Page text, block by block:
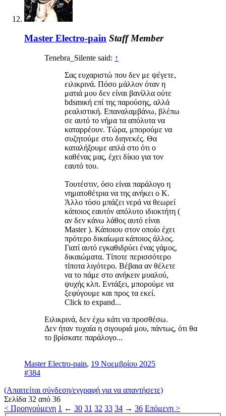
Master Electro-pain Staff Member
Tenebra_Silente said: ↑
Σας ευχαριστώ που δεν με ψέγετε,
ειλικρινά. Πόσο μάλλον όταν η
ματιά μου δεν είναι βανίλλα ούτε
bdsmική επί της παρούσης, αλλά
ρεαλιστική. Επαναλαμβάνω, βλέπω
σε αυτό το νήμα τα απόλυτα να
καταρρέουν. Τώρα, μπορούμε να
συζητούμε στο διηνεκές. Θα
καταλήξουμε απλά στο ότι ο
καθένας μας, έχει δίκιο για τον
εαυτό του.
Τουτέστιν, όσο είναι παράλογο η
νηματοθέτρια να της ανήκει ο Κ.
Άλλο τόσο μπάζει νερά να θεωρεί
κάποιος εαυτόν απόλυτο ιδιοκτήτη (
αν δεν κάνω λάθος αυτό είναι
Master ). Κάποιου στον οποίο έχει
πρότερο δικαίωμα κάποιος άλλος.
Γιατί αυτό εγκαθιδρύει ένας γάμος,
δικαιώματα. Τίποτε περισσότερο
τίποτα λιγότερο. Βέβαια αν θέλετε
να το πάμε στο ανήκειν μυαλού,
ψυχής κλπ. Εντάξει, μπορούμε να
ξεφύγουμε και προς τα εκεί.
Click to expand...
Ειλικρινά, δεν έχω κάτι να προσθέσω.
Δεν ήταν τυχαία η σιγουριά μου, πάντως, ότι θα
το βρίσκατε παράλογο...
Master Electro-pain, 19 Νοεμβρίου 2025
#384
(Απαιτείται σύνδεση/εγγραφή για να απαντήσετε)
Σελίδα 32 από 36
< Προηγούμενη 1 ← 30 31 32 33 34 → 36 Επόμενη >